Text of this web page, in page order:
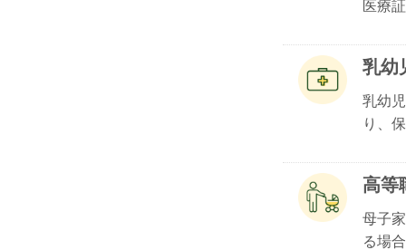
医療
乳幼
乳幼
り、
高等
母子
る場